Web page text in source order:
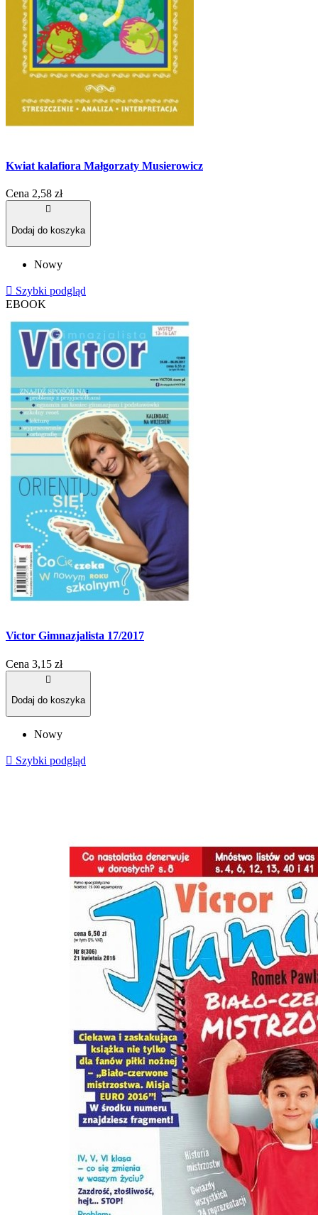
Kwiat kalafiora Małgorzaty Musierowicz
Cena 2,58 zł

Dodaj do koszyka
Nowy
 Szybki podgląd
EBOOK
Victor Gimnazjalista 17/2017
Cena 3,15 zł

Dodaj do koszyka
Nowy
 Szybki podgląd